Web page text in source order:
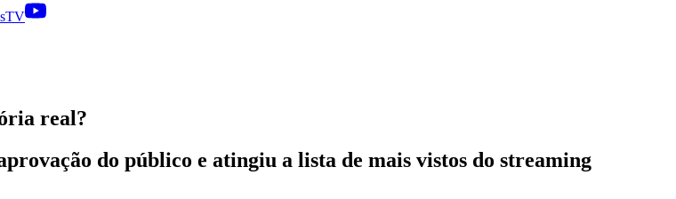
real?
do público e atingiu a lista de mais vistos do streaming